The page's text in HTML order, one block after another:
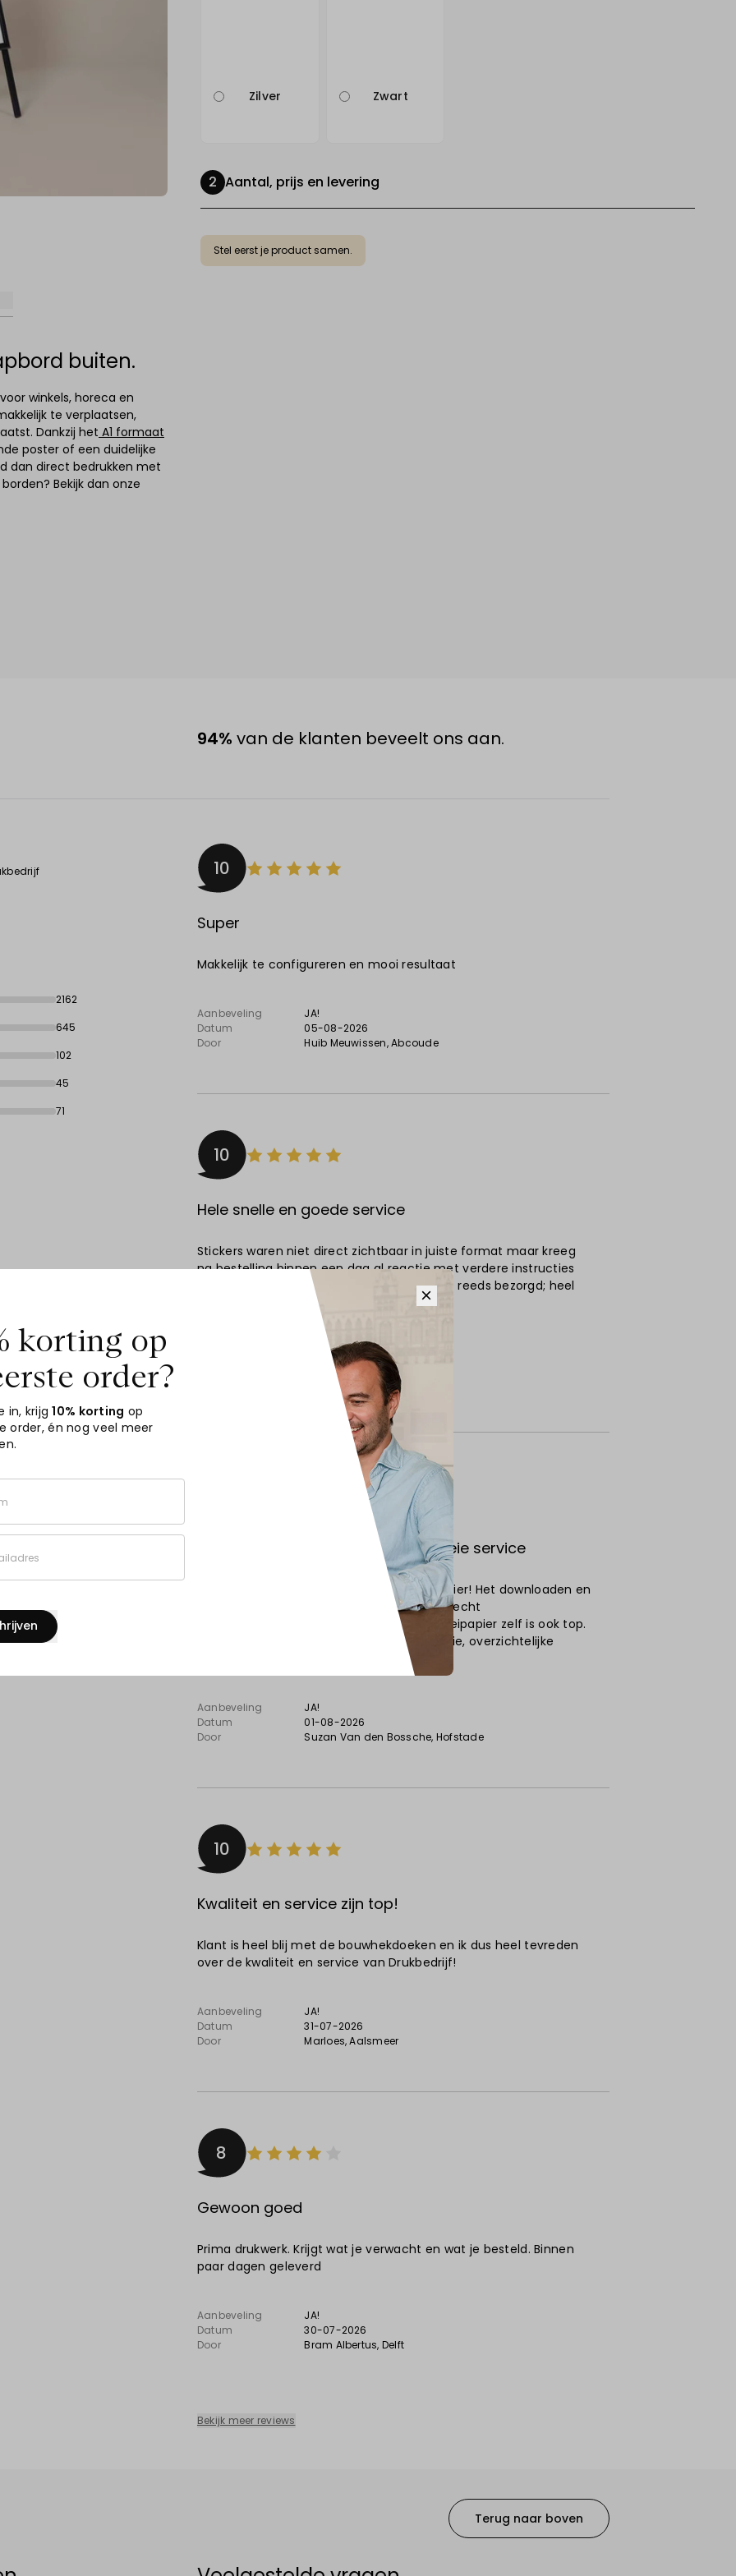
buiten.
winkels, horeca en
te verplaatsen,
Dankzij het A1 formaat
poster of een duidelijke
dan direct bedrukken met
Bekijk dan onze
Zilver Zwart
Aantal, prijs en levering
Stel eerst je product samen.
94% van de klanten beveelt ons aan.
2162
645
102
45
71
10
Super
Makkelijk te configureren en mooi resultaat
Aanbeveling
JA!
Datum
05-08-2026
Door
Huib Meuwissen, Abcoude
10
Hele snelle en goede service
Stickers waren niet direct zichtbaar in juiste format maar kreeg
na bestelling binnen een dag al reactie met verdere instructies
en drukvoorbeeld. na twee dagen waren ze reeds bezorgd; heel
04-08-2026
Frank Lamme , Kapelle
Zeer kwalitatieve producten en goeie service
Super tevreden over het bedrukte vloeipapier! Het downloaden en
aanpassen van de kapvorm ging heel vlot, echt
gebruiksvriendelijk. De kwaliteit van het vloeipapier zelf is ook top.
Combinatie van goeie service en een mooie, overzichtelijke
Aanbeveling
JA!
Datum
01-08-2026
Door
Suzan Van den Bossche, Hofstade
10
Kwaliteit en service zijn top!
Klant is heel blij met de bouwhekdoeken en ik dus heel tevreden
over de kwaliteit en service van Drukbedrijf!
Aanbeveling
JA!
Datum
31-07-2026
Door
Marloes, Aalsmeer
8
Gewoon goed
Prima drukwerk. Krijgt wat je verwacht en wat je besteld. Binnen
paar dagen geleverd
Aanbeveling
JA!
Datum
30-07-2026
Door
Bram Albertus, Delft
Bekijk meer reviews
Terug naar boven
korting op
order?
in, krijg10% korting op
order, én nog veel meer